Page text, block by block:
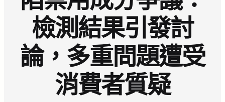
檢測結果引發討
論，多重問題遭受
消費者質疑